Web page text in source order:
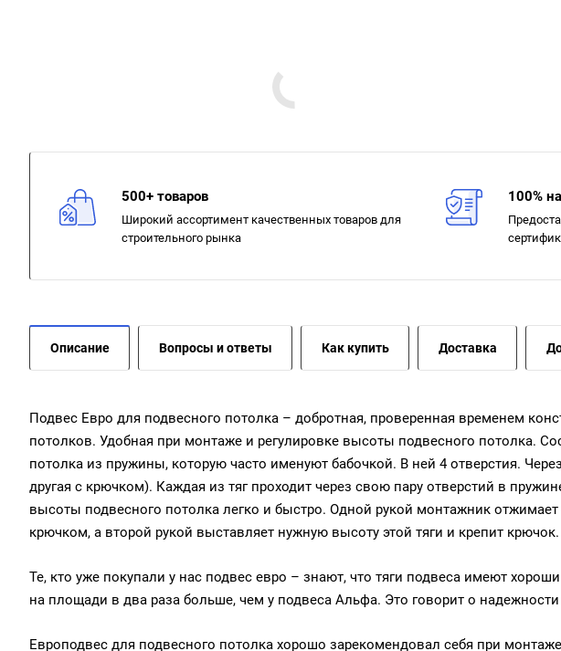
500+ товаров
Широкий ассортимент качественных товаров для
строительного рынка
100%
Описание Вопросы и ответы Как купить Доставка
Подвес Евро для подвесного потолка – добротная, проверенная временем
потолков. Удобная при монтаже и регулировке высоты подвесного потолка.
потолка из пружины, которую часто именуют бабочкой. В ней 4 отверстия.
другая с крючком). Каждая из тяг проходит через свою пару отверстий в
высоты подвесного потолка легко и быстро. Одной рукой монтажник отжимает
крючком, а второй рукой выставляет нужную высоту этой тяги и крепит крючок.
Те, кто уже покупали у нас подвес евро – знают, что тяги подвеса имеют
на площади в два раза больше, чем у подвеса Альфа. Это говорит о надежности
Европодвес для подвесного потолка хорошо зарекомендовал себя при